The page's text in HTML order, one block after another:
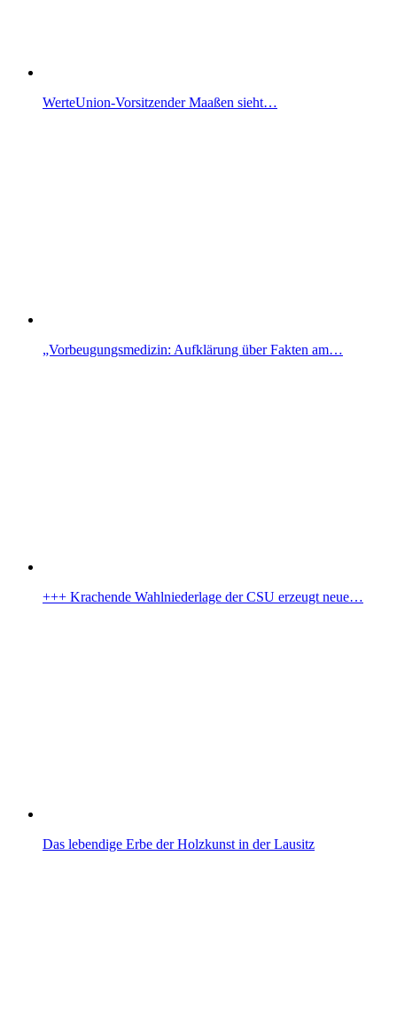
WerteUnion-Vorsitzender Maaßen sieht…
„Vorbeugungsmedizin: Aufklärung über Fakten am…
+++ Krachende Wahlniederlage der CSU erzeugt neue…
Das lebendige Erbe der Holzkunst in der Lausitz